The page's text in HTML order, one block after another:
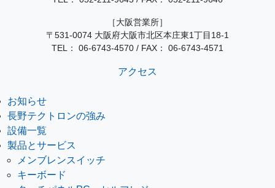
［大阪営業所］
〒531-0074 大阪府大阪市北区本庄東1丁目18-1
TEL： 06-6743-4570 / FAX： 06-6743-4571
アクセス
お知らせ
長野テクトロンの強み
設備一覧
製品とサービス
メンブレンスイッチ
キーボード